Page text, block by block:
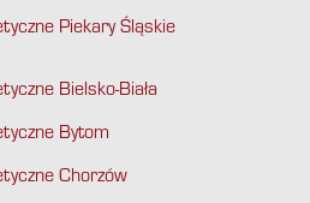
Piekary Śląskie
Bielsko-Biała
Bytom
Chorzów